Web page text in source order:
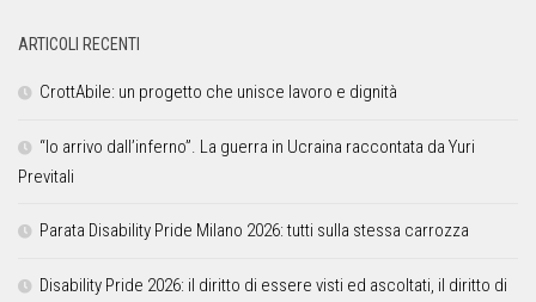
ARTICOLI RECENTI
CrottAbile: un progetto che unisce lavoro e dignità
“Io arrivo dall’inferno”. La guerra in Ucraina raccontata da Yuri
Previtali
Parata Disability Pride Milano 2026: tutti sulla stessa carrozza
Disability Pride 2026: il diritto di essere visti ed ascoltati, il diritto di